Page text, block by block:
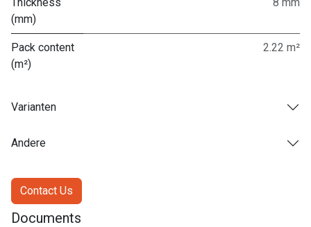
(mm)
Pack content
(m²)
2.22 m²
Varianten
Andere
Contact Us
Documents